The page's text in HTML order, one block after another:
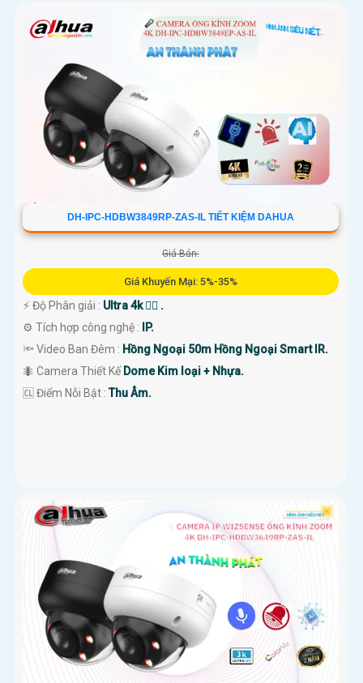
DH-IPC-HDBW3849RP-ZAS-IL TIẾT KIỆM DAHUA
Giá Bán:
Giá Khuyến Mại: 5%-35%
️⚡ Độ Phân giải : Ultra 4k 👍🏾 .
⚙ Tích hợp công nghệ :
IP.
🔦 Video Ban Đêm : Hồng Ngoại 50m Hồng Ngoại Smart IR.
🐜 Camera Thiết Kế Dome Kim loại + Nhựa.
️🆑 Điểm Nỗi Bật :Thu Âm.